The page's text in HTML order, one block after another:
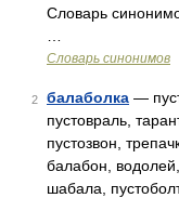
Словарь
Словарь синонимов
2 балаболка —
пустовраль,
пустозвон,
балабон,
шабала,